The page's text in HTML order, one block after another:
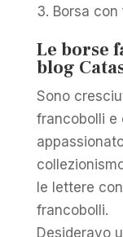
Borsa
Le borse
blog
Sono
francobolli e
le lettere
francobolli.
Desideravo